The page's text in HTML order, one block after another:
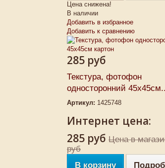
Цена снижена!
В наличии
Добавить в избранное
Добавить к сравнению
285 руб
Текстура, фотофон
односторонний
Артикул: 1425748
Интернет цена:
285 руб Цена в
руб
В корзину